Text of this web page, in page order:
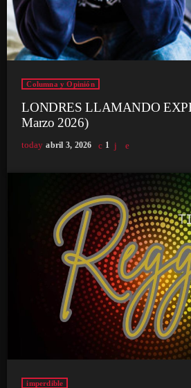
Columna y Opinión
LONDRES LLAMANDO
Marzo 2026)
today abril 3, 2026 1
imperdible